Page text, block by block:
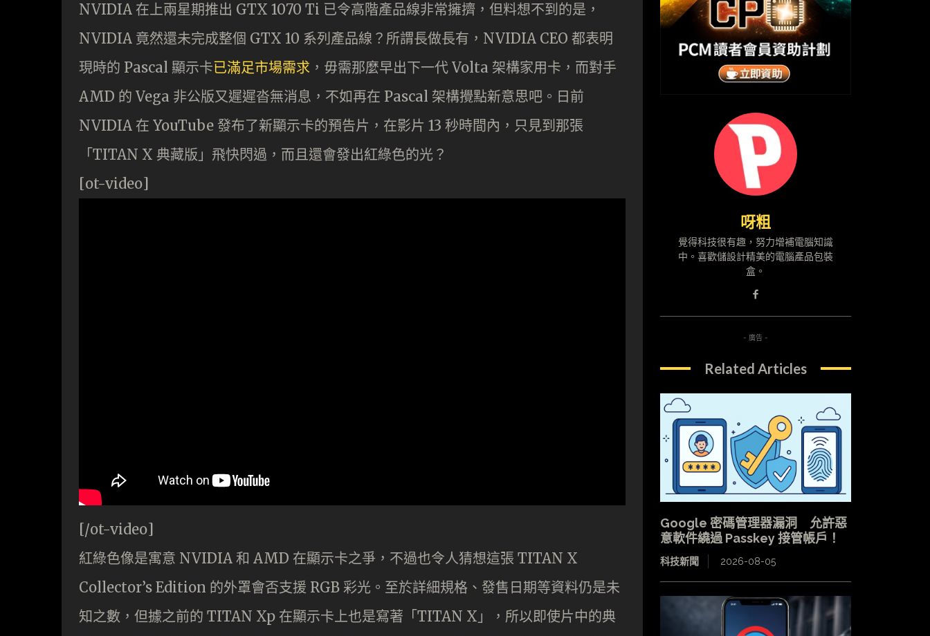
NVIDIA 在上兩星期推出 GTX 1070 Ti 已令高階產品線非常擁擠，但料想不到的是，
NVIDIA 竟然還未完成整個 GTX 10 系列產品線？所謂長做長有，NVIDIA CEO 都表明
現時的 Pascal 顯示卡已滿足市場需求 ，毋需那麼早出下一代 Volta 架構家用卡，而對手
AMD 的 Vega 非公版又遲遲沓無消息，不如再在 Pascal 架構攪點新意思吧。日前
NVIDIA 在 YouTube 發布了新顯示卡的預告片，在影片 13 秒時間內，只見到那張
「TITAN X 典藏版」飛快閃過，而且還會發出紅綠色的光？
[ot-video]
[/ot-video]
紅綠色像是寓意 NVIDIA 和 AMD 在顯示卡之爭，不過也令人猜想這張 TITAN X
Collector’s Edition 的外罩會否支援 RGB 彩光。至於詳細規格、發售日期等資料仍是未
知之數，但據之前的 TITAN Xp 在顯示卡上也是寫著「TITAN X」，所以即使片中的典
呀粗
覺得科技很有趣，努力增補電腦知識
中。喜歡儲設計精美的電腦產品包裝
盒。
- 廣告 -
Related Articles
Google 密碼管理器漏洞 允許惡
意軟件繞過 Passkey 接管帳戶！
科技新聞 2026-08-05